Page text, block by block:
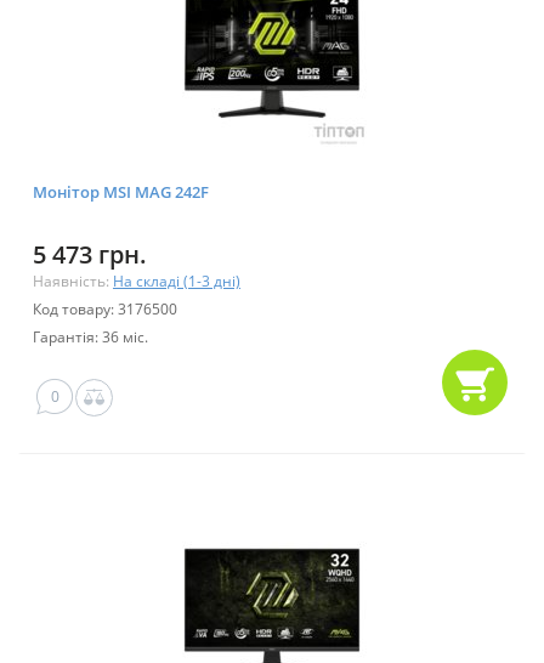
Монітор MSI MAG 242F
5 473 грн.
Наявність: На складі (1-3 дні)
Код товару: 3176500
Гарантія: 36 міс.
0